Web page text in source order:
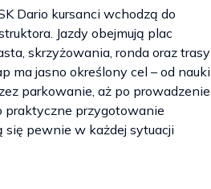
Dario kursanci wchodzą do
Jazdy obejmują plac
skrzyżowania, ronda oraz trasy
ma jasno określony cel – od nauki
parkowanie, aż po prowadzenie
praktyczne przygotowanie
się pewnie w każdej sytuacji